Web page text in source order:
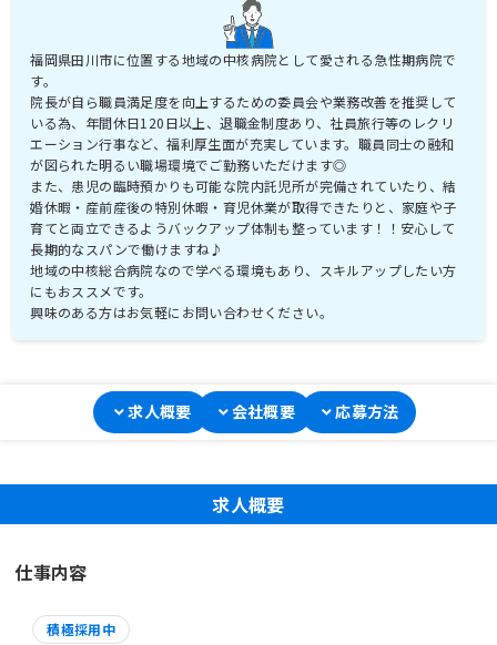
福岡県田川市に位置する地域の中核病院として愛される急性期病院で
す。
院長が自ら職員満足度を向上するための委員会や業務改善を推奨して
いる為、年間休日120日以上、退職金制度あり、社員旅行等のレクリ
エーション行事など、福利厚生面が充実しています。職員同士の融和
が図られた明るい職場環境でご勤務いただけます◎
また、患児の臨時預かりも可能な院内託児所が完備されていたり、結
婚休暇・産前産後の特別休暇・育児休業が取得できたりと、家庭や子
育てと両立できるようバックアップ体制も整っています！！安心して
長期的なスパンで働けますね♪
地域の中核総合病院なので学べる環境もあり、スキルアップしたい方
にもおススメです。
興味のある方はお気軽にお問い合わせください。
求人概要 会社概要 応募方法
求人概要
仕事内容
積極採用中